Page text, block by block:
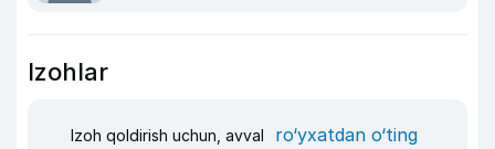
Izohlar
Izoh qoldirish uchun, avval ro‘yxatdan o‘ting